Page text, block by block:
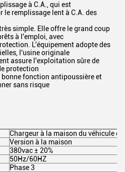
à C.A., qui est
le remplissage lent à C.A. des
simple. Elle offre le grand coup
à l'emploi, avec
L'équipement adopte des
l'usine originale
assure l'exploitation sûre de
protection
fonction antipoussière et
sans risque
Chargeur à la maison du véhicule
Version à la maison
380vac ± 20%
50Hz/60HZ
Phase 3